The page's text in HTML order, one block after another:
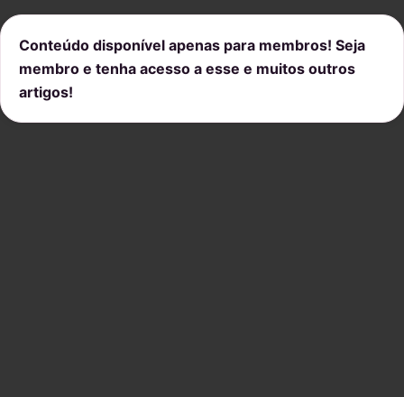
Conteúdo disponível apenas para membros! Seja
membro e tenha acesso a esse e muitos outros
artigos!